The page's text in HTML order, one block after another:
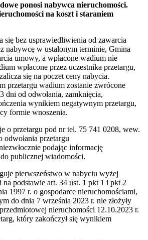
ponosi nabywca nieruchomości.
na koszt i staraniem
się bez usprawiedliwienia od zawarcia
nabywcę w ustalonym terminie, Gmina
umowy, a wpłacone wadium nie
wpłacone przez uczestnika przetargu,
się na poczet ceny nabycia.
przetargu wadium zostanie zwrócone
dni od odwołania, zamknięcia,
wynikiem negatywnym przetargu,
formie wnoszenia.
o przetargu pod nr tel. 75 741 0208, wew.
odwołania przetargu
podając informację
publicznej wiadomości.
pierwszeństwo w nabyciu wyżej
na podstawie art. 34 ust. 1 pkt 1 i pkt 2
1997 r. o gospodarce nieruchomościami,
do dnia 7 września 2023 r. nie złożyły
nieruchomości 12.10.2023 r.
który zakończył się wynikiem